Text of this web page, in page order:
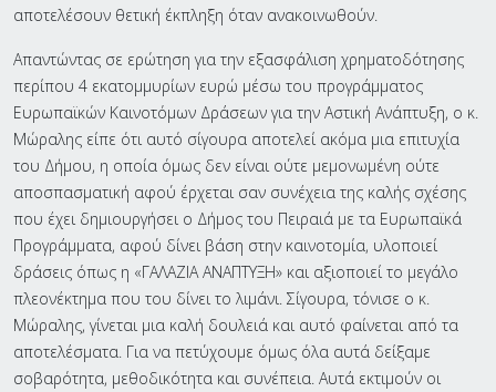
αποτελέσουν θετική έκπληξη όταν ανακοινωθούν.
Απαντώντας σε ερώτηση για την εξασφάλιση χρηματοδότησης
περίπου 4 εκατομμυρίων ευρώ μέσω του προγράμματος
Ευρωπαϊκών Καινοτόμων Δράσεων για την Αστική Ανάπτυξη, ο κ.
Μώραλης είπε ότι αυτό σίγουρα αποτελεί ακόμα μια επιτυχία
του Δήμου, η οποία όμως δεν είναι ούτε μεμονωμένη ούτε
αποσπασματική αφού έρχεται σαν συνέχεια της καλής σχέσης
που έχει δημιουργήσει ο Δήμος του Πειραιά με τα Ευρωπαϊκά
Προγράμματα, αφού δίνει βάση στην καινοτομία, υλοποιεί
δράσεις όπως η «ΓΑΛΑΖΙΑ ΑΝΑΠΤΥΞΗ» και αξιοποιεί το μεγάλο
πλεονέκτημα που του δίνει το λιμάνι. Σίγουρα, τόνισε ο κ.
Μώραλης, γίνεται μια καλή δουλειά και αυτό φαίνεται από τα
αποτελέσματα. Για να πετύχουμε όμως όλα αυτά δείξαμε
σοβαρότητα, μεθοδικότητα και συνέπεια. Αυτά εκτιμούν οι